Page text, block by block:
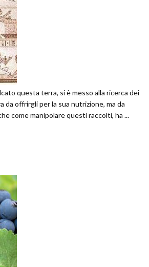
questa terra, si è messo alla ricerca dei
da offrirgli per la sua nutrizione, ma da
come manipolare questi raccolti, ha ...